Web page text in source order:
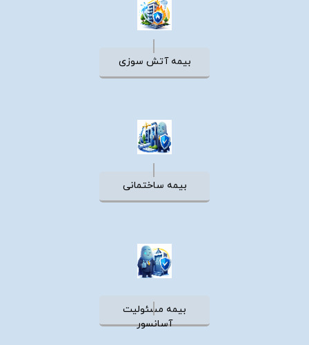
بیمه آتش سوزی
بیمه ساختمانی
بیمه مسئولیت
آسانسور